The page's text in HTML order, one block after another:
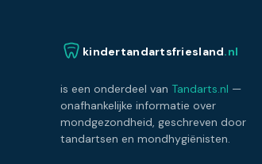
kindertandartsfriesland.nl
is een onderdeel van Tandarts.nl —
onafhankelijke informatie over
mondgezondheid, geschreven door
tandartsen en mondhygiënisten.